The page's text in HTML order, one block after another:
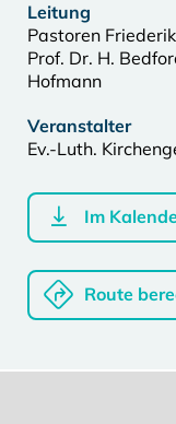
Leitung
Pastoren
Prof. Dr. H.
Hofmann
Veranstalter
Ev.-Luth.
Im
Route